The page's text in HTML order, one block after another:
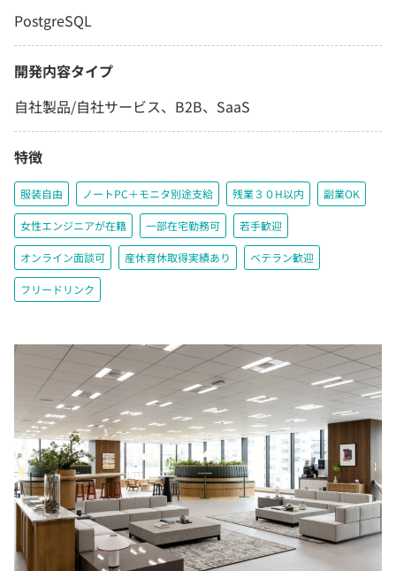
PostgreSQL
開発内容タイプ
自社製品/自社サービス、B2B、SaaS
特徴
服装自由 ノートPC＋モニタ別途支給 残業３０H以内 副業OK
女性エンジニアが在籍 一部在宅勤務可 若手歓迎
オンライン面談可 産休育休取得実績あり ベテラン歓迎
フリードリンク